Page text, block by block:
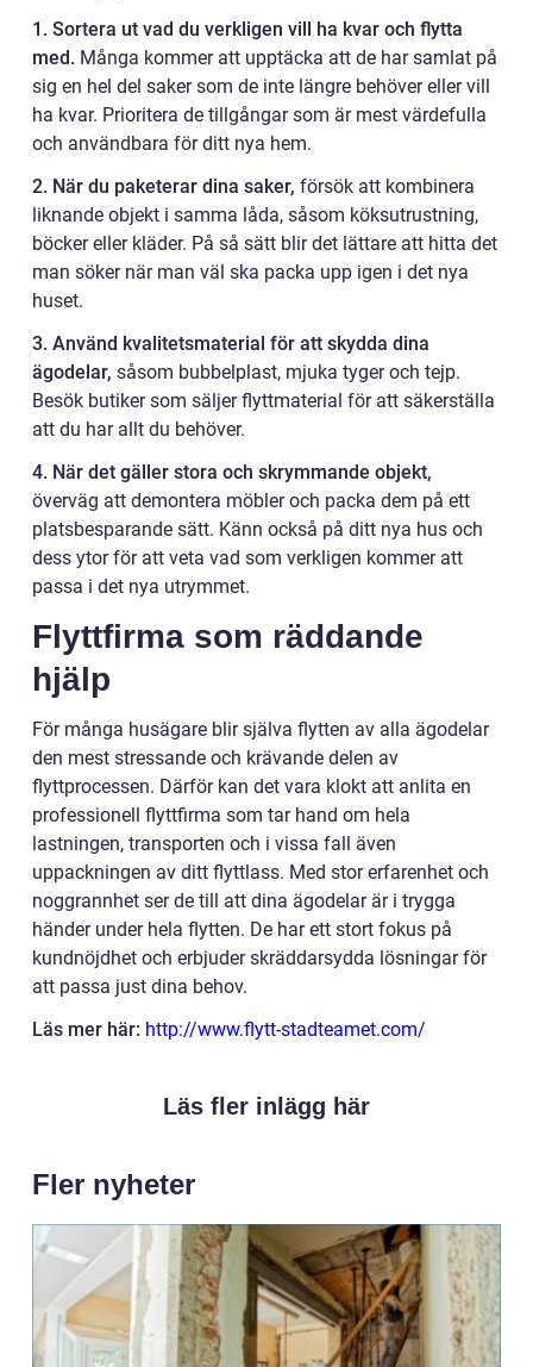
1. Sortera ut vad du verkligen vill ha kvar och flytta
med. Många kommer att upptäcka att de har samlat på
sig en hel del saker som de inte längre behöver eller vill
ha kvar. Prioritera de tillgångar som är mest värdefulla
och användbara för ditt nya hem.
2. När du paketerar dina saker, försök att kombinera
liknande objekt i samma låda, såsom köksutrustning,
böcker eller kläder. På så sätt blir det lättare att hitta det
man söker när man väl ska packa upp igen i det nya
huset.
3. Använd kvalitetsmaterial för att skydda dina
ägodelar, såsom bubbelplast, mjuka tyger och tejp.
Besök butiker som säljer flyttmaterial för att säkerställa
att du har allt du behöver.
4. När det gäller stora och skrymmande objekt,
överväg att demontera möbler och packa dem på ett
platsbesparande sätt. Känn också på ditt nya hus och
dess ytor för att veta vad som verkligen kommer att
passa i det nya utrymmet.
Flyttfirma som räddande
hjälp
För många husägare blir själva flytten av alla ägodelar
den mest stressande och krävande delen av
flyttprocessen. Därför kan det vara klokt att anlita en
professionell flyttfirma som tar hand om hela
lastningen, transporten och i vissa fall även
uppackningen av ditt flyttlass. Med stor erfarenhet och
noggrannhet ser de till att dina ägodelar är i trygga
händer under hela flytten. De har ett stort fokus på
kundnöjdhet och erbjuder skräddarsydda lösningar för
att passa just dina behov.
Läs mer här: http://www.flytt-stadteamet.com/
Läs fler inlägg här
Fler nyheter